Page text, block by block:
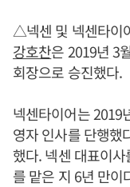
△넥센 및 넥센타이
강호찬은 2019년 3
회장으로 승진했다.
넥센타이어는 2019
영자 인사를 단행했
했다. 넥센 대표이
를 맡은 지 6년 만이